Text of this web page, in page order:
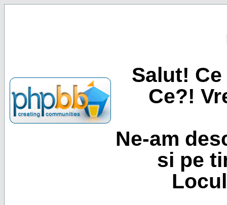
Salut!
Ce?!
Ne-am
si pe